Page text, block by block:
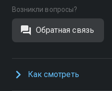
Возникли вопросы?
Обратная связь
Как смотреть